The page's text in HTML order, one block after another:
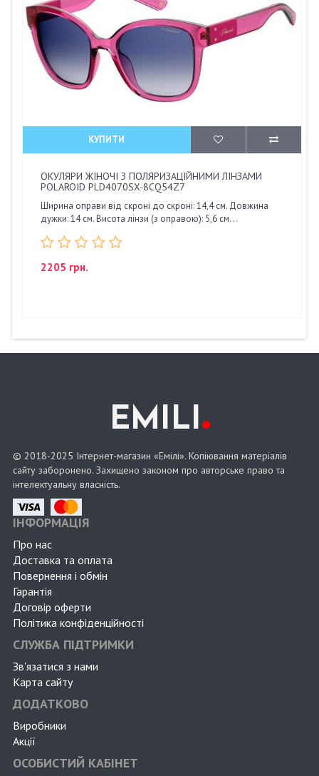
КУПИТИ
ОКУЛЯРИ ЖІНОЧІ З ПОЛЯРИЗАЦІЙНИМИ ЛІНЗАМИ
POLAROID PLD4070SX-8CQ54Z7
Ширина оправи від скроні до скроні: 14,4 см. Довжина
дужки: 14 см. Висота лінзи (з оправою): 5,6 см...
2205 грн.
EMILI.
© 2018-2025 Інтернет-магазин «Емілі». Копіювання матеріалів
сайту заборонено. Захищено законом про авторське право та
інтелектуальну власність.
ІНФОРМАЦІЯ
Про нас
Доставка та оплата
Повернення і обмін
Гарантія
Договір оферти
Політика конфіденційності
СЛУЖБА ПІДТРИМКИ
Зв'язатися з нами
Карта сайту
ДОДАТКОВО
Виробники
Акції
ОСОБИСТИЙ КАБІНЕТ